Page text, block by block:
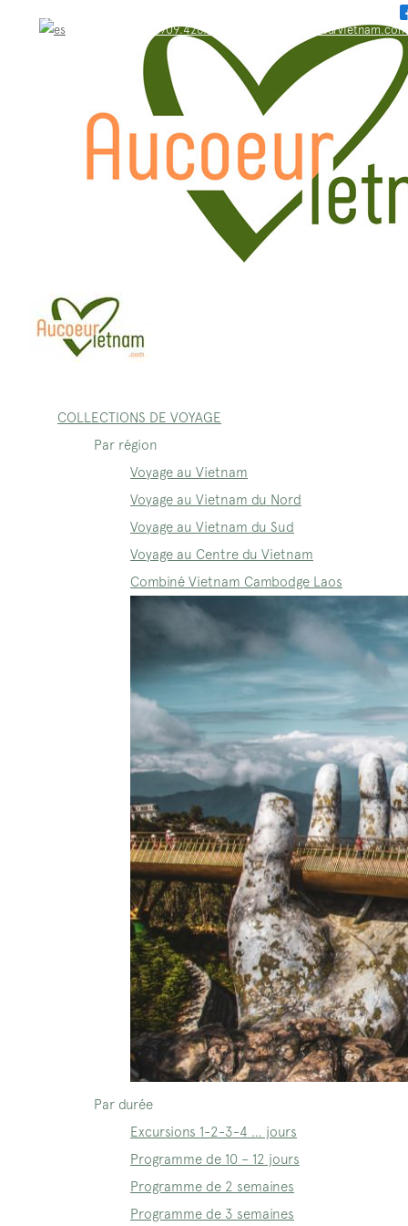
WhatsApp: +84.909.426.406 bonjour@aucoeurvietnam.com
COLLECTIONS DE VOYAGE
Par région
Voyage au Vietnam
Voyage au Vietnam du Nord
Voyage au Vietnam du Sud
Voyage au Centre du Vietnam
Combiné Vietnam Cambodge Laos
Par durée
Excursions 1-2-3-4 … jours
Programme de 10 – 12 jours
Programme de 2 semaines
Programme de 3 semaines
WhatsApp: +84.909.426.406